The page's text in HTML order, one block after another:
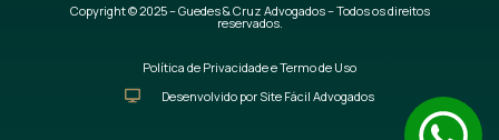
Copyright © 2025 – Guedes & Cruz Advogados – Todos os direitos
reservados.
Política de Privacidade e Termo de Uso
Desenvolvido por Site Fácil Advogados